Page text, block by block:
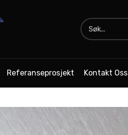
Referanseprosjekt Kontakt Oss